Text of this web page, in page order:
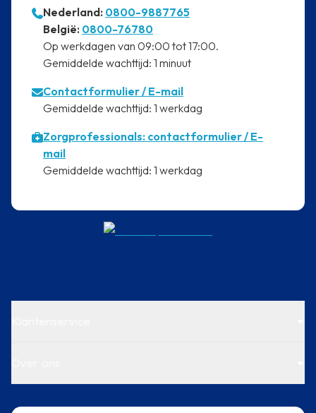
Nederland: 0800-9887765
⁠België: 0800-76780
⁠Op werkdagen van 09:00 tot 17:00.
⁠Gemiddelde wachttijd: 1 minuut
Contactformulier/ E-mail
⁠Gemiddelde wachttijd: 1 werkdag
Zorgprofessionals: contactformulier / E-
mail
⁠Gemiddelde wachttijd: 1 werkdag